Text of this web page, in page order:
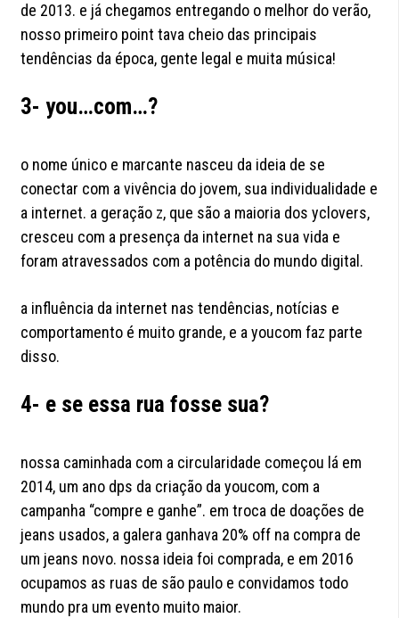
de 2013. e já chegamos entregando o melhor do verão,
nosso primeiro point tava cheio das principais
tendências da época, gente legal e muita música!
3- you…com…?
o nome único e marcante nasceu da ideia de se
conectar com a vivência do jovem, sua individualidade e
a internet. a geração z, que são a maioria dos yclovers,
cresceu com a presença da internet na sua vida e
foram atravessados com a potência do mundo digital.
a influência da internet nas tendências, notícias e
comportamento é muito grande, e a youcom faz parte
disso.
4- e se essa rua fosse sua?
nossa caminhada com a circularidade começou lá em
2014, um ano dps da criação da youcom, com a
campanha “compre e ganhe”. em troca de doações de
jeans usados, a galera ganhava 20% off na compra de
um jeans novo. nossa ideia foi comprada, e em 2016
ocupamos as ruas de são paulo e convidamos todo
mundo pra um evento muito maior.